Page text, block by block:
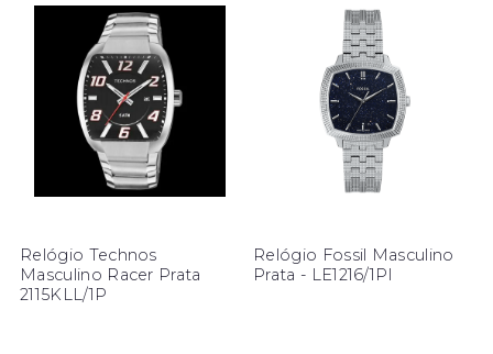
Relógio Technos
Masculino Racer Prata
2115KLL/1P
Relógio Fossil Masculino
Prata - LE1216/1PI